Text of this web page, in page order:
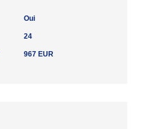
Oui
24
967 EUR